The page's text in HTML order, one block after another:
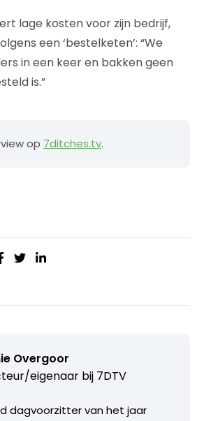
lage kosten voor zijn bedrijf,
een ‘bestelketen’: “We
in een keer en bakken geen
is.”
op 7ditches.tv.
Overgoor
eigenaar bij 7DTV
dagvoorzitter van het jaar